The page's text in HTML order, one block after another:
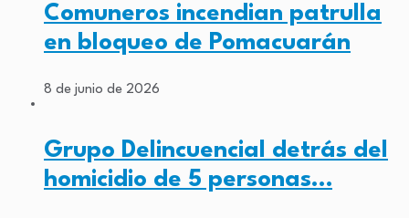
Comuneros incendian patrulla
en bloqueo de Pomacuarán
8 de junio de 2026
Grupo Delincuencial detrás del
homicidio de 5 personas…